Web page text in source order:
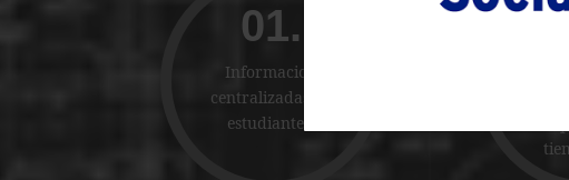
01.
Informacion
centralizadas de
estudiantes.